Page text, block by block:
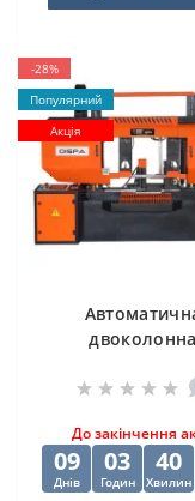
-28%
Популярний
Акція
двоколонна
DISPA MAKINA
До закінчення
09
Днів
03
Годин
40
Хвилин